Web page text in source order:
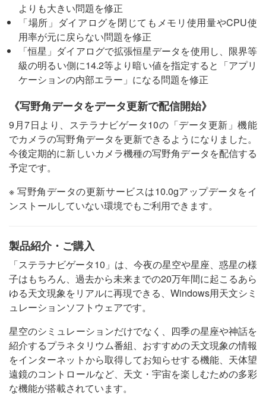
よりも大きい問題を修正
「場所」ダイアログを閉じてもメモリ使用量やCPU使
用率が元に戻らない問題を修正
「恒星」ダイアログで拡張恒星データを使用し、限界等
級の明るい側に14.2等より暗い値を指定すると「アプリ
ケーションの内部エラー」になる問題を修正
《写野角データをデータ更新で配信開始》
9月7日より、ステラナビゲータ10の「データ更新」機能
でカメラの写野角データを更新できるようになりました。
今後定期的に新しいカメラ機種の写野角データを配信する
予定です。
※ 写野角データの更新サービスは10.0gアップデータをイ
ンストールしていない環境でもご利用できます。
製品紹介・ご購入
「ステラナビゲータ10」は、今夜の星空や星座、惑星の様
子はもちろん、過去から未来までの20万年間に起こるあら
ゆる天文現象をリアルに再現できる、Windows用天文シミ
ュレーションソフトウェアです。
星空のシミュレーションだけでなく、四季の星座や神話を
紹介するプラネタリウム番組、おすすめの天文現象の情報
をインターネットから取得してお知らせする機能、天体望
遠鏡のコントロールなど、天文・宇宙を楽しむための多彩
な機能が搭載されています。